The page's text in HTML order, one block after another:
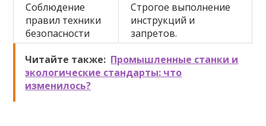
Соблюдение
правил техники
безопасности
Строгое выполнение
инструкций и
запретов.
Читайте также: Промышленные станки и
экологические стандарты: что
изменилось?